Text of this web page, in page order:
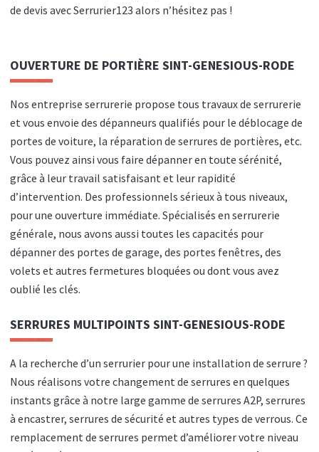
de devis avec Serrurier123 alors n’hésitez pas !
OUVERTURE DE PORTIÈRE SINT-GENESIOUS-RODE
Nos entreprise serrurerie propose tous travaux de serrurerie
et vous envoie des dépanneurs qualifiés pour le déblocage de
portes de voiture, la réparation de serrures de portières, etc.
Vous pouvez ainsi vous faire dépanner en toute sérénité,
grâce à leur travail satisfaisant et leur rapidité
d’intervention. Des professionnels sérieux à tous niveaux,
pour une ouverture immédiate. Spécialisés en serrurerie
générale, nous avons aussi toutes les capacités pour
dépanner des portes de garage, des portes fenêtres, des
volets et autres fermetures bloquées ou dont vous avez
oublié les clés.
SERRURES MULTIPOINTS SINT-GENESIOUS-RODE
A la recherche d’un serrurier pour une installation de serrure ?
Nous réalisons votre changement de serrures en quelques
instants grâce à notre large gamme de serrures A2P, serrures
à encastrer, serrures de sécurité et autres types de verrous. Ce
remplacement de serrures permet d’améliorer votre niveau